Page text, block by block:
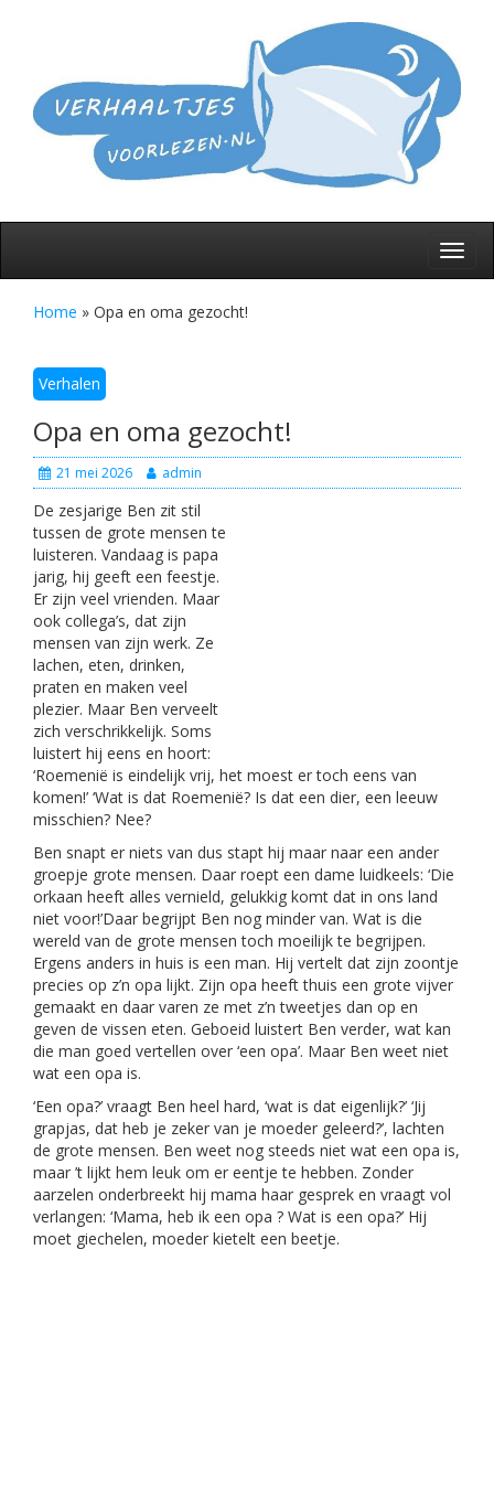
Home » Opa en oma gezocht!
Verhalen
Opa en oma gezocht!
21 mei 2026 admin
De zesjarige Ben zit stil
tussen de grote mensen te
luisteren. Vandaag is papa
jarig, hij geeft een feestje.
Er zijn veel vrienden. Maar
ook collega’s, dat zijn
mensen van zijn werk. Ze
lachen, eten, drinken,
praten en maken veel
plezier. Maar Ben verveelt
zich verschrikkelijk. Soms
luistert hij eens en hoort:
‘Roemenië is eindelijk vrij, het moest er toch eens van
komen!’ ‘Wat is dat Roemenië? Is dat een dier, een leeuw
misschien? Nee?
Ben snapt er niets van dus stapt hij maar naar een ander
groepje grote mensen. Daar roept een dame luidkeels: ‘Die
orkaan heeft alles vernield, gelukkig komt dat in ons land
niet voor!’Daar begrijpt Ben nog minder van. Wat is die
wereld van de grote mensen toch moeilijk te begrijpen.
Ergens anders in huis is een man. Hij vertelt dat zijn zoontje
precies op z’n opa lijkt. Zijn opa heeft thuis een grote vijver
gemaakt en daar varen ze met z’n tweetjes dan op en
geven de vissen eten. Geboeid luistert Ben verder, wat kan
die man goed vertellen over ‘een opa’. Maar Ben weet niet
wat een opa is.
‘Een opa?’ vraagt Ben heel hard, ‘wat is dat eigenlijk?’ ‘Jij
grapjas, dat heb je zeker van je moeder geleerd?’, lachten
de grote mensen. Ben weet nog steeds niet wat een opa is,
maar ’t lijkt hem leuk om er eentje te hebben. Zonder
aarzelen onderbreekt hij mama haar gesprek en vraagt vol
verlangen: ‘Mama, heb ik een opa ? Wat is een opa?’ Hij
moet giechelen, moeder kietelt een beetje.